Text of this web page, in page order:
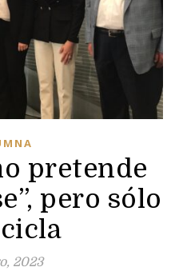
pretende
pero sólo
2023